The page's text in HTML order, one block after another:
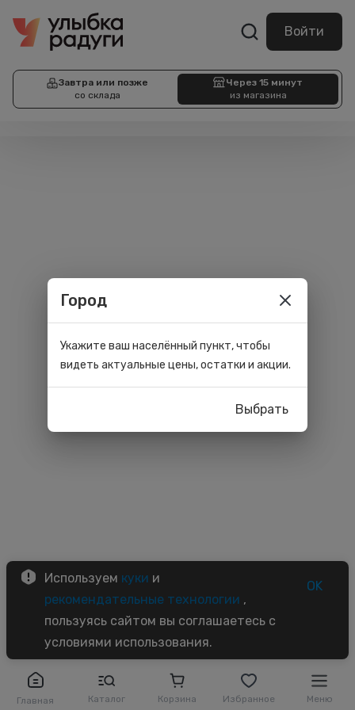
Войти
Завтра или позже
со склада
Через 15 минут
из магазина
Главная Каталог Корзина Избранное Меню
Используем куки и
рекомендательные технологии ,
пользуясь сайтом вы соглашаетесь с
условиями использования.
OK
Город
Укажите ваш населённый пункт, чтобы
видеть актуальные цены, остатки и акции.
Выбрать